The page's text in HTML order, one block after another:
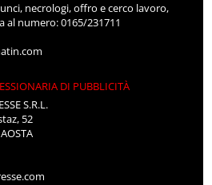
necrologi, offro e cerco lavoro,
al numero: 0165/231711
DI PUBBLICITÀ
S.R.L.
52